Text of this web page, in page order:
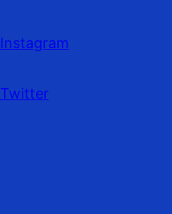
Instagram
Twitter